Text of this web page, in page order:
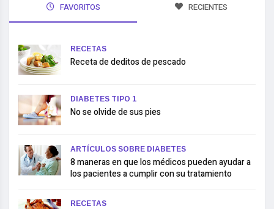
FAVORITOS RECIENTES
RECETAS
Receta de deditos de pescado
DIABETES TIPO 1
No se olvide de sus pies
ARTÍCULOS SOBRE DIABETES
8 maneras en que los médicos pueden ayudar a
los pacientes a cumplir con su tratamiento
RECETAS